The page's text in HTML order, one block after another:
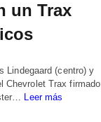
un Trax
Lindegaard (centro) y
Chevrolet Trax firmado
Leer más